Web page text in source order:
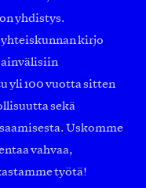
yhdistys.
yhteiskunnan kirjo
yli 100 vuotta sitten
sekä
Uskomme
vahvaa,
työtä!